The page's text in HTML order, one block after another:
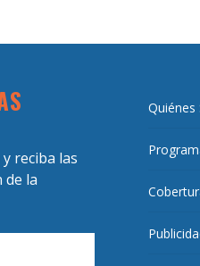
reciba las
de la
Quiénes